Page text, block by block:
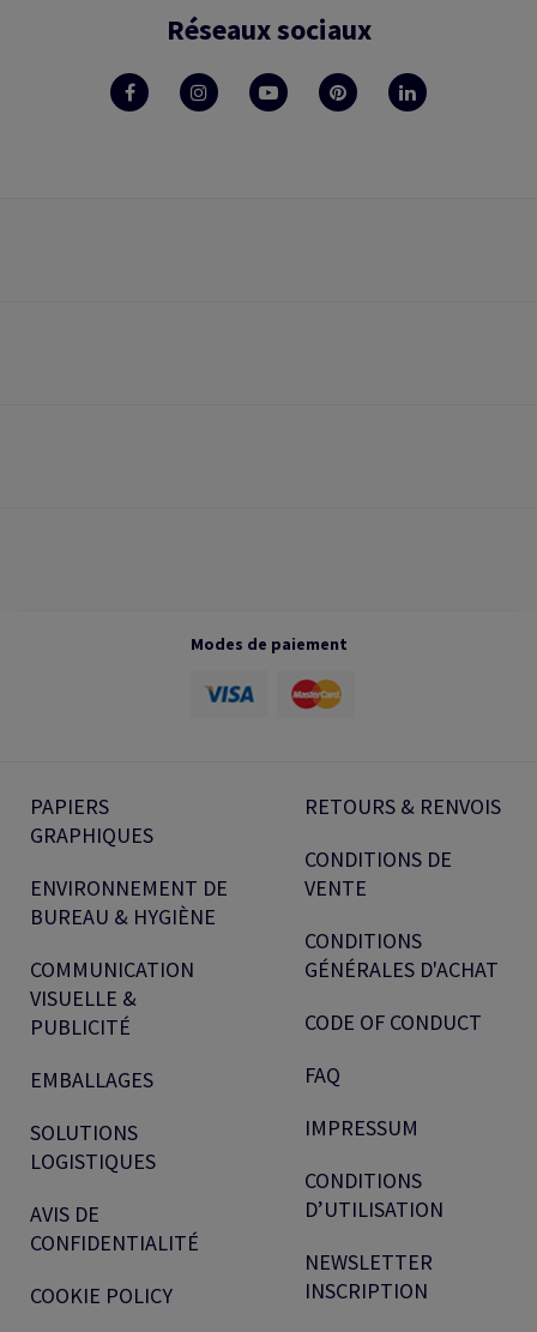
Réseaux sociaux
Modes de paiement
PAPIERS
GRAPHIQUES
ENVIRONNEMENT DE
BUREAU & HYGIÈNE
COMMUNICATION
VISUELLE &
PUBLICITÉ
EMBALLAGES
SOLUTIONS
LOGISTIQUES
AVIS DE
CONFIDENTIALITÉ
COOKIE POLICY
RETOURS & RENVOIS
CONDITIONS DE
VENTE
CONDITIONS
GÉNÉRALES D'ACHAT
CODE OF CONDUCT
FAQ
IMPRESSUM
CONDITIONS
D’UTILISATION
NEWSLETTER
INSCRIPTION